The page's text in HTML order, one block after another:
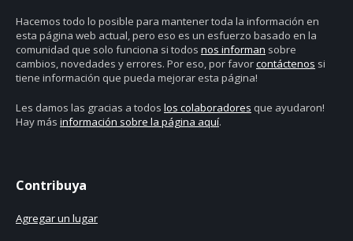
Hacemos todo lo posible para mantener toda la información en
esta página web actual, pero eso es un esfuerzo basado en la
comunidad que solo funciona si todos nos informan sobre
cambios, novedades y errores. Por eso, por favorcontáctenos si
tiene información que pueda mejorar esta página!
Les damos las gracias a todos los colaboradores que ayudaron!
Hay más información sobre la página aquí.
Contribuya
Agregar un lugar